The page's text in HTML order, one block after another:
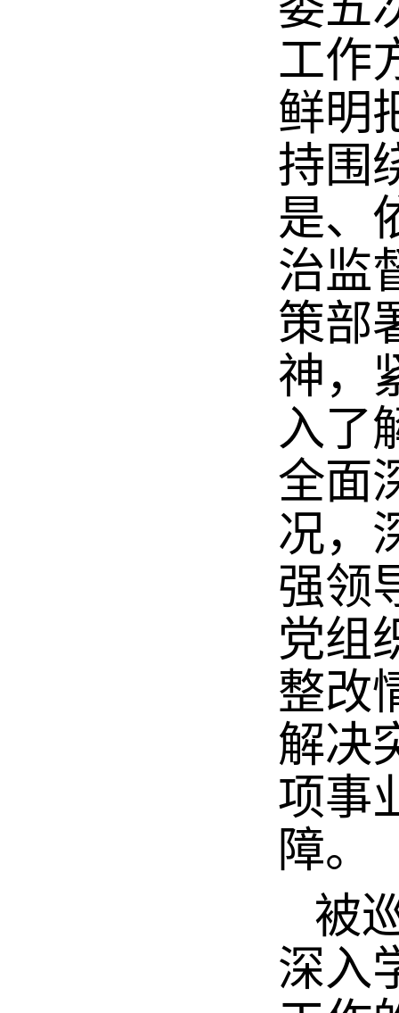
工作
鲜明
持围
是、
治监
策部
神，
入了
全面
况，
强领
党组
整改
解决
项事
障。
被
深入